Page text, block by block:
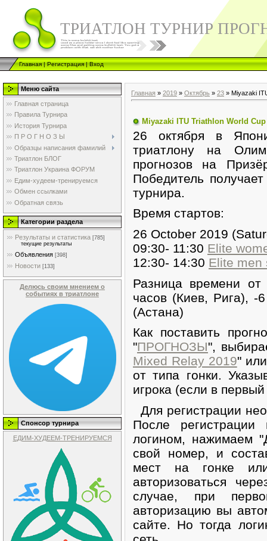
ТРИАТЛОН ТУРНИР
Главная|Регистрация|Вход
Меню сайта
Главная страница
Правила Турнира
История Турнира
П Р О Г Н О З Ы
Образцы написания фамилий
Триатлон БЛОГ
Триатлон Украина ФОРУМ
Едим-худеем-тренируемся
Обмен ссылками
Обратная связь
Категории раздела
Результаты и статистика [785]
текущие результаты
Объявления [398]
Новости [133]
Делюсь своим мнением о
событиях в триатлоне
Спонсор турнира
ЕДИМ-ХУДЕЕМ-ТРЕНИРУЕМСЯ
Главная » 2019 » Октябрь » 23 » Miyazaki
Miyazaki ITU Triathlon World
26 октября в
триатлону на
прогнозов на
Победитель
турнира.
Время стартов:
26 October 2019
09:30- 11:30 Elite
12:30- 14:30 Elite men
Разница времени
часов (Киев, Рига),
(Астана)
Как поставить
"ПРОГНОЗЫ",
Mixed Relay 2019"
от типа гонки.
игрока (если в
Для регистрации
После
логином, нажимаем
свой номер, и
мест на гонке
авторизоваться
случае, при
авторизацию вы
сайте. Но тогда